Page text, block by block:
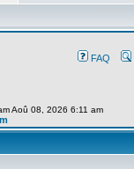
FAQ
Aoû 08, 2026 6:11 am